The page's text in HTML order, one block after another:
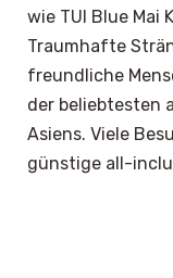
wie TUI Blue Mai
Traumhafte
freundliche
der beliebtesten
Asiens. Viele
günstige all-